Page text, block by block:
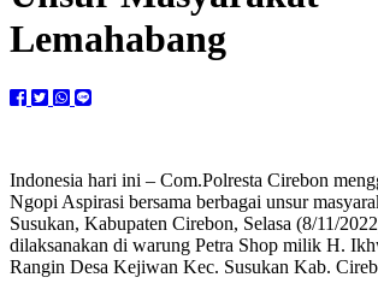
Lemahabang
Indonesia hari ini – Com.Polresta Cirebon
Ngopi Aspirasi bersama berbagai unsur
Susukan, Kabupaten Cirebon, Selasa (8/11/
dilaksanakan di warung Petra Shop milik H.
Rangin Desa Kejiwan Kec. Susukan Kab.